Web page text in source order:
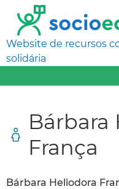
Website de recursos
solidária
Bárbara
França
Bárbara Heliodora